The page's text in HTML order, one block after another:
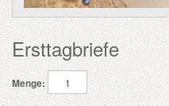
Ersttagbriefe
Menge: